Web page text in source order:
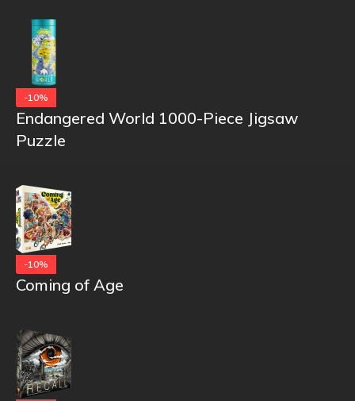
-10%
Endangered World 1000-Piece Jigsaw
Puzzle
-10%
Coming of Age